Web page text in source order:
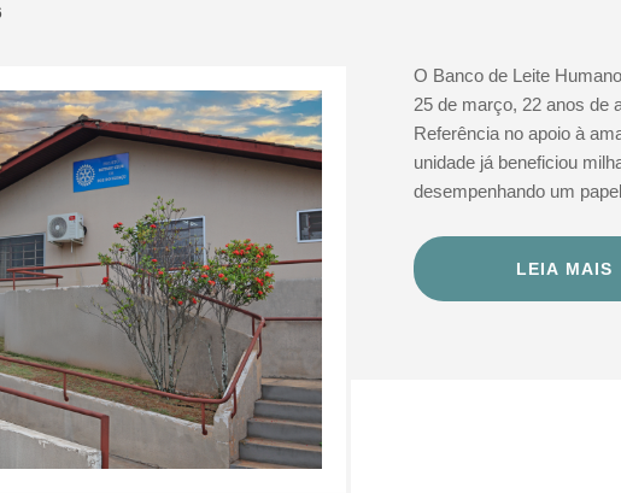
O Banco de Leite
25 de março, 22 anos de
Referência no apoio à
unidade já beneficiou
desempenhando um
LEIA MAIS